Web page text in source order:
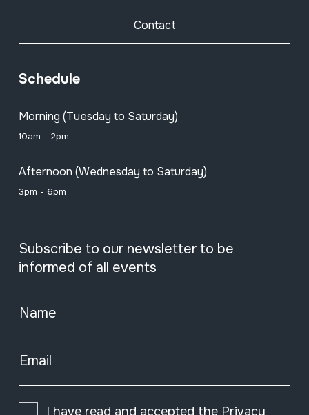
Contact
Schedule
Morning (Tuesday to Saturday)
10am - 2pm
Afternoon (Wednesday to Saturday)
3pm - 6pm
Subscribe to our newsletter to be
informed of all events
Name
Email
I have read and accepted the Privacy